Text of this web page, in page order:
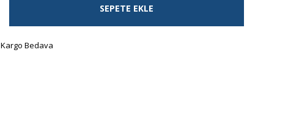
SEPETE EKLE
Kargo Bedava